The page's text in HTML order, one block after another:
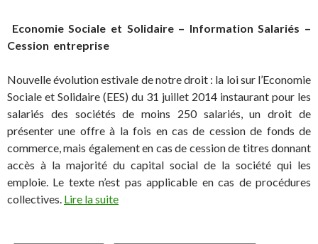
Economie Sociale et Solidaire – Information Salariés –
Cession entreprise
Nouvelle évolution estivale de notre droit : la loi sur l’Economie
Sociale et Solidaire (EES) du 31 juillet 2014 instaurant pour les
salariés des sociétés de moins 250 salariés, un droit de
présenter une offre à la fois en cas de cession de fonds de
commerce, mais également en cas de cession de titres donnant
accès à la majorité du capital social de la société qui les
emploie. Le texte n’est pas applicable en cas de procédures
collectives. Lire la suite